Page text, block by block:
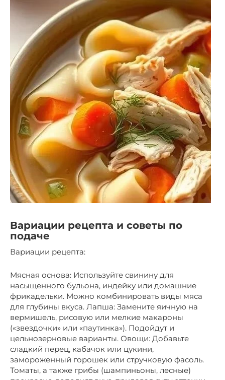
Вариации рецепта и советы по
подаче
Вариации рецепта:
Мясная основа: Используйте свинину для
насыщенного бульона, индейку или домашние
фрикадельки. Можно комбинировать виды мяса
для глубины вкуса. Лапша: Замените яичную на
вермишель, рисовую или мелкие макароны
(«звездочки» или «паутинка»). Подойдут и
цельнозерновые варианты. Овощи: Добавьте
сладкий перец, кабачок или цукини,
замороженный горошек или стручковую фасоль.
Томаты, а также грибы (шампиньоны, лесные)